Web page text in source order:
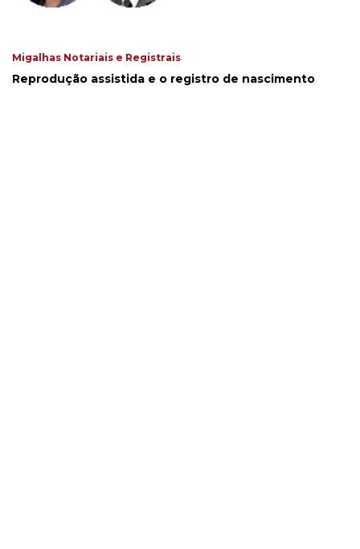
Migalhas Notariais e Registrais
Reprodução assistida e o registro de nascimento